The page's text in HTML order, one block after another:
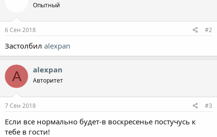
Опытный
6 Сен 2018 #2
Застолбил alexpan
A alexpan
Авторитет
7 Сен 2018 #3
Если все нормально будет-в воскресенье постучусь к
тебе в гости!